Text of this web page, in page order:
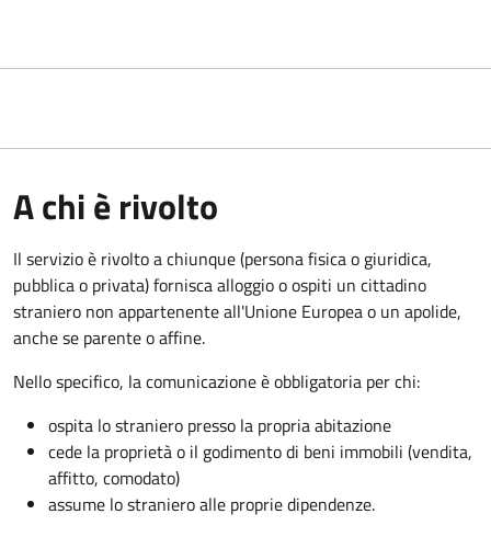
A chi è rivolto
Il servizio è rivolto a chiunque (persona fisica o giuridica,
pubblica o privata) fornisca alloggio o ospiti un cittadino
straniero non appartenente all'Unione Europea o un apolide,
anche se parente o affine.
Nello specifico, la comunicazione è obbligatoria per chi:
ospita lo straniero presso la propria abitazione
cede la proprietà o il godimento di beni immobili (vendita,
affitto, comodato)
assume lo straniero alle proprie dipendenze.